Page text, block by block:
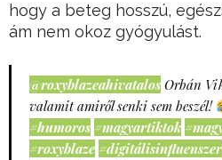
hogy a beteg hosszú,
ám nem okoz gyógyulást.
@roxyblazeahivatalos Orbán
valamit amiről senki sem beszél!
#humoros #magyartiktok
#roxyblaze #digitálisinfluenszer